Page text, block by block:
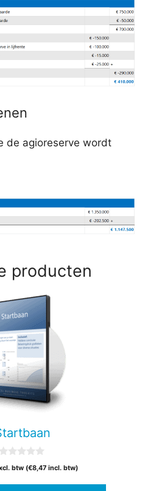
de agioreserve wordt
producten
btw (€8,47incl. btw)